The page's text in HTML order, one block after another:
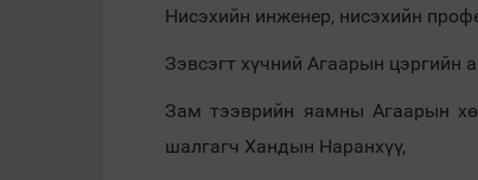
Нисэхийн инженер, нисэхийн
Зэвсэгт хүчний Агаарын
Зам тээврийн яамны Агаарын
шалгагч Хандын Наранхүү,